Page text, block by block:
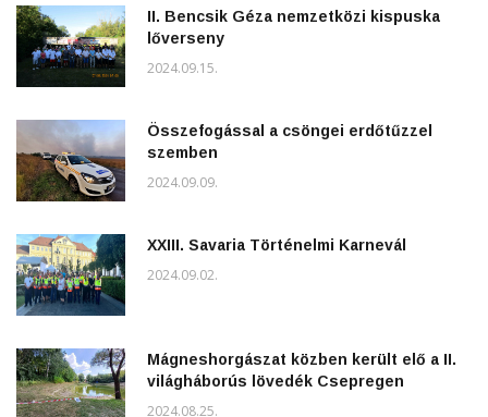
II. Bencsik Géza nemzetközi kispuska
lőverseny
2024.09.15.
Összefogással a csöngei erdőtűzzel
szemben
2024.09.09.
XXIII. Savaria Történelmi Karnevál
2024.09.02.
Mágneshorgászat közben került elő a II.
világháborús lövedék Csepregen
2024.08.25.